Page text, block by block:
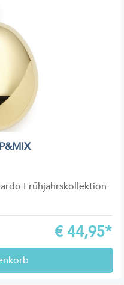
Frühjahrskollektion
€ 44,95*